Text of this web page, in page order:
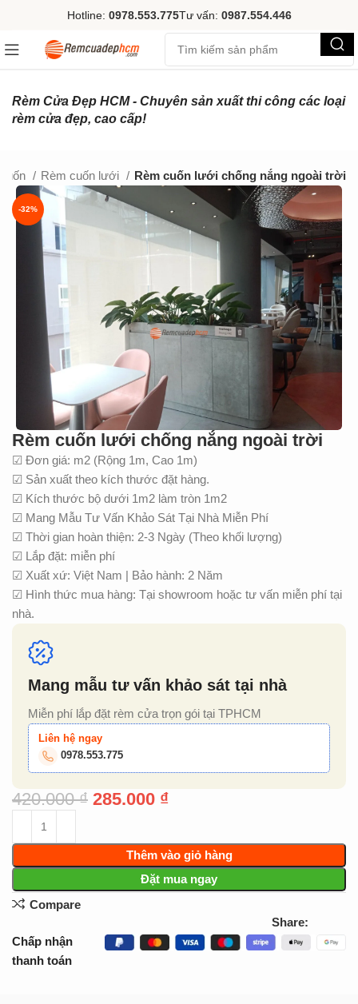
Hotline: 0978.553.775Tư vấn: 0987.554.446
Rèm Cửa Đẹp HCM - Chuyên sản xuất thi công các loại
rèm cửa đẹp, cao cấp!
Rèm cuốn lưới Rèm cuốn lưới chống nắng ngoài trời
-32%
Rèm cuốn lưới chống nắng ngoài trời
☑ Đơn giá: m2 (Rộng 1m, Cao 1m)
☑ Sản xuất theo kích thước đặt hàng.
☑ Kích thước bộ dưới 1m2 làm tròn 1m2
☑ Mang Mẫu Tư Vấn Khảo Sát Tại Nhà Miễn Phí
☑ Thời gian hoàn thiện: 2-3 Ngày (Theo khối lượng)
☑ Lắp đặt: miễn phí
☑ Xuất xứ: Việt Nam | Bảo hành: 2 Năm
☑ Hình thức mua hàng: Tại showroom hoặc tư vấn miễn phí tại
nhà.
Mang mẫu tư vấn khảo sát tại nhà
Miễn phí lắp đặt rèm cửa trọn gói tại TPHCM
Liên hệ ngay
0978.553.775
420.000₫ 285.000 ₫
Thêm vào giỏ hàng
Đặt mua ngay
Compare
Share:
Chấp nhận
thanh toán